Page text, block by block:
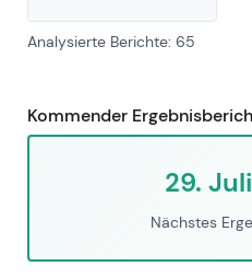
Analysierte Berichte: 65
Kommender
29.
Nächstes